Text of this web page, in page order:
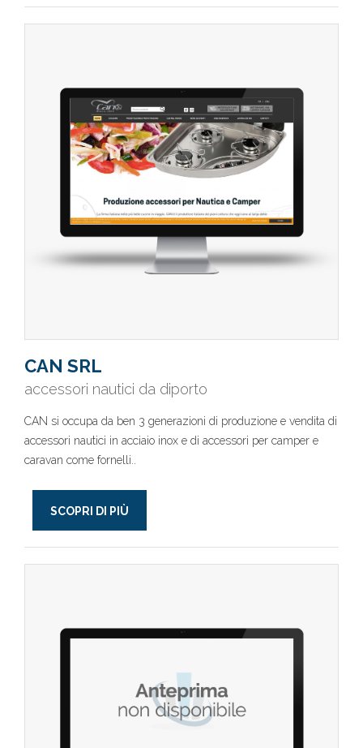
CAN SRL
accessori nautici da diporto
CAN si occupa da ben 3 generazioni di produzione e vendita di
accessori nautici in acciaio inox e di accessori per camper e
caravan come fornelli..
SCOPRI DI PIÙ